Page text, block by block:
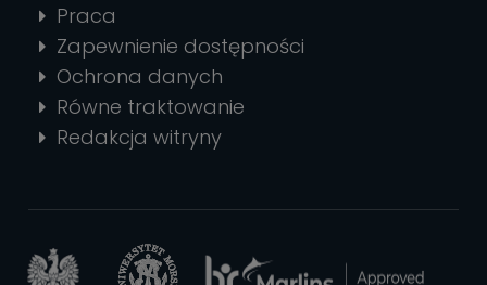
Praca
Zapewnienie dostępności
Ochrona danych
Równe traktowanie
Redakcja witryny